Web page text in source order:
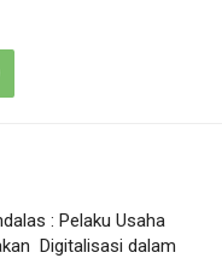
: Pelaku Usaha
Digitalisasi dalam